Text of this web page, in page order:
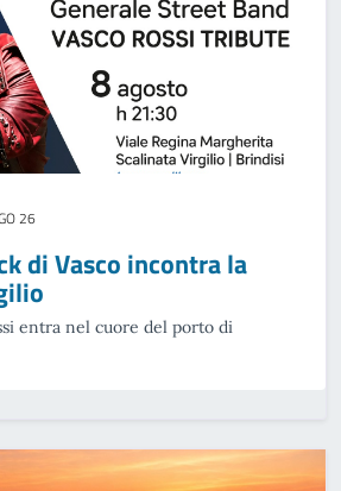
26
di Vasco incontra la
entra nel cuore del porto di